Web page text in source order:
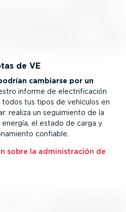
de VE
cambiarse por un
informe de electri­fi­cación
tus tipos de vehículos en
realiza un seguimiento de la
el estado de carga y
confiable.
sobre la adminis­tración de